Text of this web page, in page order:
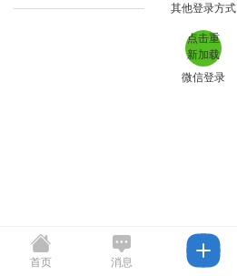
其他登录方式
点击重
新加载
微信登录
首页 消息